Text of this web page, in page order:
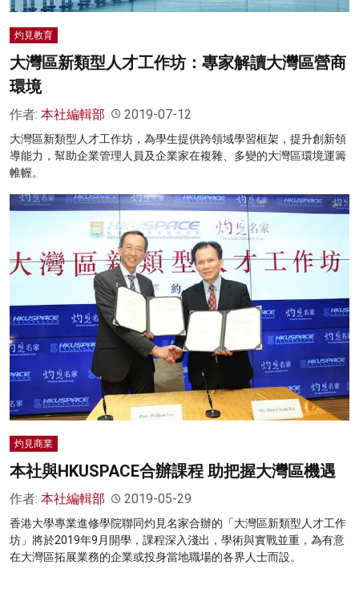
灼見教育
大灣區新類型人才工作坊：專家解讀大灣區營商
環境
作者: 本社編輯部 2019-07-12
大灣區新類型人才工作坊，為學生提供跨領域學習框架，提升創新領
導能力，幫助企業管理人員及企業家在複雜、多變的大灣區環境運籌
帷幄。
灼見商業
本社與HKUSPACE合辦課程 助把握大灣區機遇
作者: 本社編輯部 2019-05-29
香港大學專業進修學院聯同灼見名家合辦的「大灣區新類型人才工作
坊」將於2019年9月開學，課程深入淺出，學術與實戰並重，為有意
在大灣區拓展業務的企業或投身當地職場的各界人士而設。